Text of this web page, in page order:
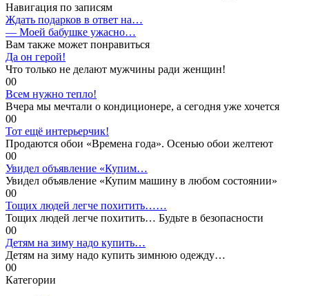
Навигация по записям
Ждать подарков в ответ на…
— Моей бабушке ужасно…
Вам также может понравиться
Да он герой!
Что только не делают мужчины ради женщин!
00
Всем нужно тепло!
Вчера мы мечтали о кондиционере, а сегодня уже хочется
00
Тот ещё интерьерчик!
Продаются обои «Времена года». Осенью обои желтеют
00
Увидел объявление «Купим…
Увидел объявление «Купим машину в любом состоянии»
00
Тощих людей легче похитить……
Тощих людей легче похитить… Будьте в безопасности
00
Детям на зиму надо купить…
Детям на зиму надо купить зимнюю одежду…
00
Категории